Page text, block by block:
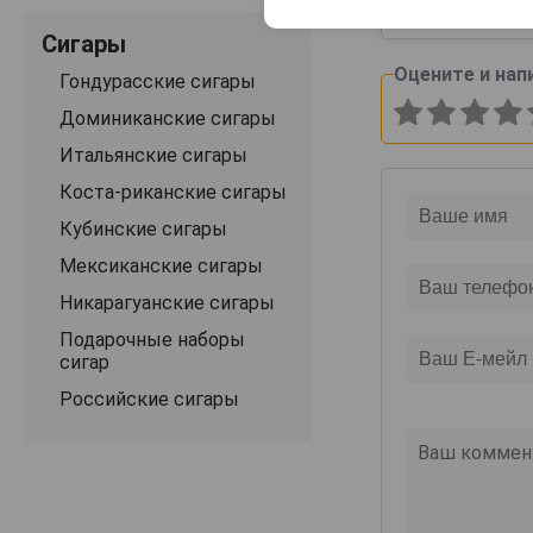
Сигары
Гондурасские сигары
Доминиканские сигары
Итальянские сигары
Коста-риканские сигары
Кубинские сигары
Мексиканские сигары
Никарагуанские сигары
Подарочные наборы
сигар
Российские сигары
Оцените и